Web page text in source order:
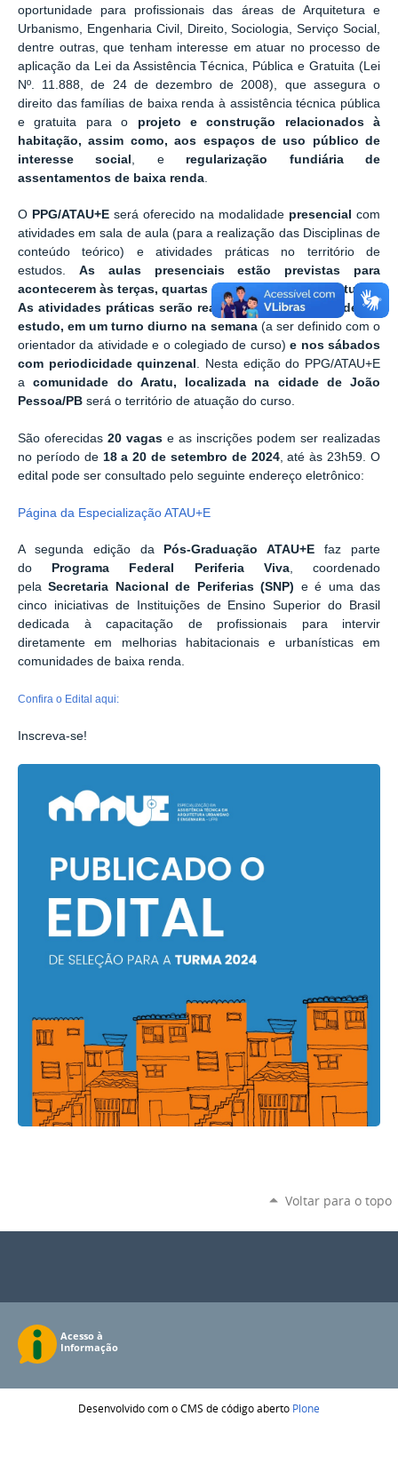
oportunidade para profissionais das áreas de Arquitetura e
Urbanismo, Engenharia Civil, Direito, Sociologia, Serviço Social,
dentre outras, que tenham interesse em atuar no processo de
aplicação da Lei da Assistência Técnica, Pública e Gratuita (Lei
Nº. 11.888, de 24 de dezembro de 2008), que assegura o
direito das famílias de baixa renda à assistência técnica pública
e gratuita para o projeto e construção relacionados à
habitação, assim como, aos espaços de uso público de
interesse social
, e regularização fundiária de
assentamentos de baixa renda
O PPG/ATAU+E será oferecido na modalidade presencial com
atividades em sala de aula (para a realização das Disciplinas de
conteúdo teórico) e atividades práticas no território de
estudos. As aulas presenciais estão previstas para
acontecerem às terças, quartas e quintas no turno noturno.
As atividades práticas serão realizadas na comunidade em
estudo, em um turno diurno na semana (a ser definido com o
orientador da atividade e o colegiado de curso)e nos sábados
com periodicidade quinzenal . Nesta edição do PPG/ATAU+E
acomunidade do Aratu, localizada na cidade de João
Pessoa/PB será o território de atuação do curso.
São oferecidas 20 vagas e as inscrições podem ser realizadas
no período de 18 a 20 de setembro de 2024, até às 23h59. O
edital pode ser consultado pelo seguinte endereço eletrônico:
Página da Especialização ATAU+E
A segunda edição da Pós-Graduação ATAU+E faz parte
do
Programa Federal Periferia Viva, coordenado
pelaSecretaria Nacional de Periferias (SNP) e é uma das
cinco iniciativas de Instituições de Ensino Superior do Brasil
dedicada à capacitação de profissionais para intervir
diretamente em melhorias habitacionais e urbanísticas em
comunidades de baixa renda.
Confira o Edital aqui:
Inscreva-se!
Voltar para o topo
Desenvolvido com o CMS de código aberto Plone